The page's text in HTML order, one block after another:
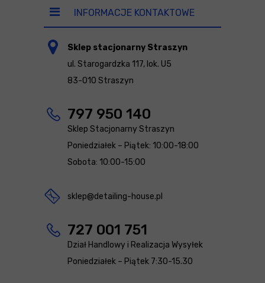
INFORMACJE KONTAKTOWE
Sklep stacjonarny Straszyn
ul. Starogardzka 117, lok. U5
83-010 Straszyn
797 950 140
Sklep Stacjonarny Straszyn
Poniedziałek – Piątek: 10:00-18:00
Sobota: 10:00-15:00
sklep@detailing-house.pl
727 001 751
Dział Handlowy i Realizacja Wysyłek
Poniedziałek – Piątek 7:30-15.30